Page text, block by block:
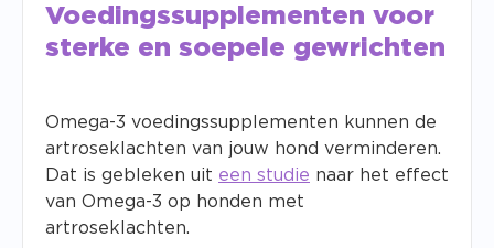
Voedingssupplementen voor
sterke en soepele gewrichten
Omega-3 voedingssupplementen kunnen de
artroseklachten van jouw hond verminderen.
Dat is gebleken uit een studie naar het effect
van Omega-3 op honden met
artroseklachten.